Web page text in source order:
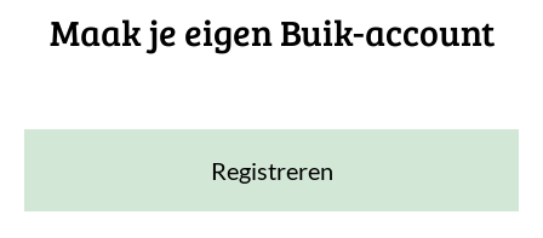
Maak je eigen Buik-account
Registreren